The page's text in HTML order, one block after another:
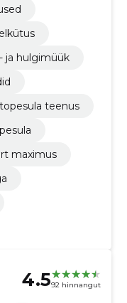
ja hulgimüük
teenus
maximus
4.592 hinnangut